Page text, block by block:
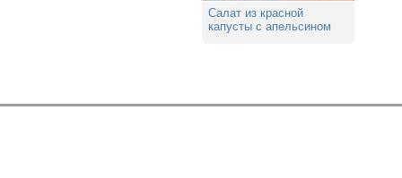
Салат из красной
капусты с апельсином